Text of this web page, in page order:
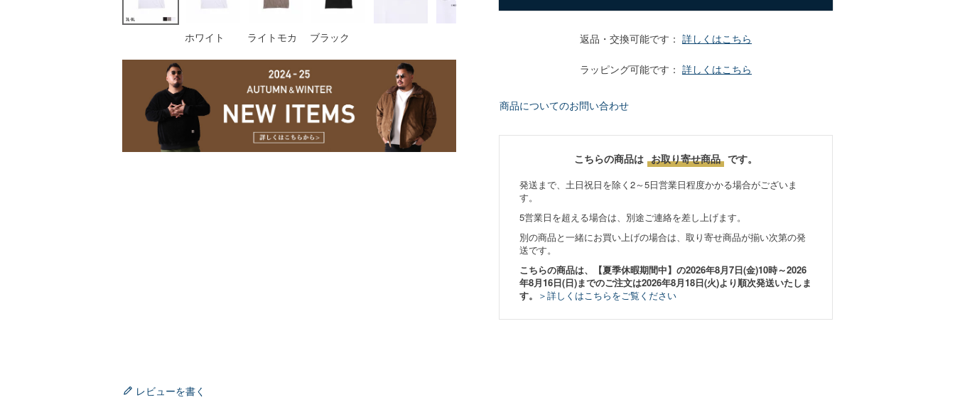
ホワイト ライトモカ ブラック 返品・交換可能です： 詳しくはこちら
ラッピング可能です： 詳しくはこちら
商品についてのお問い合わせ
こちらの商品は お取り寄せ商品 です。
発送まで、土日祝日を除く2～5日営業日程度かかる場合がございま
す。
5営業日を超える場合は、別途ご連絡を差し上げます。
別の商品と一緒にお買い上げの場合は、取り寄せ商品が揃い次第の発
送です。
こちらの商品は、【夏季休暇期間中】の2026年8月7日(金)10時～2026
年8月16日(日)までのご注文は2026年8月18日(火)より順次発送いたしま
す。 ＞詳しくはこちらをご覧ください
レビューを書く